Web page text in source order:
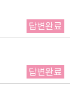
답변완료
답변완료